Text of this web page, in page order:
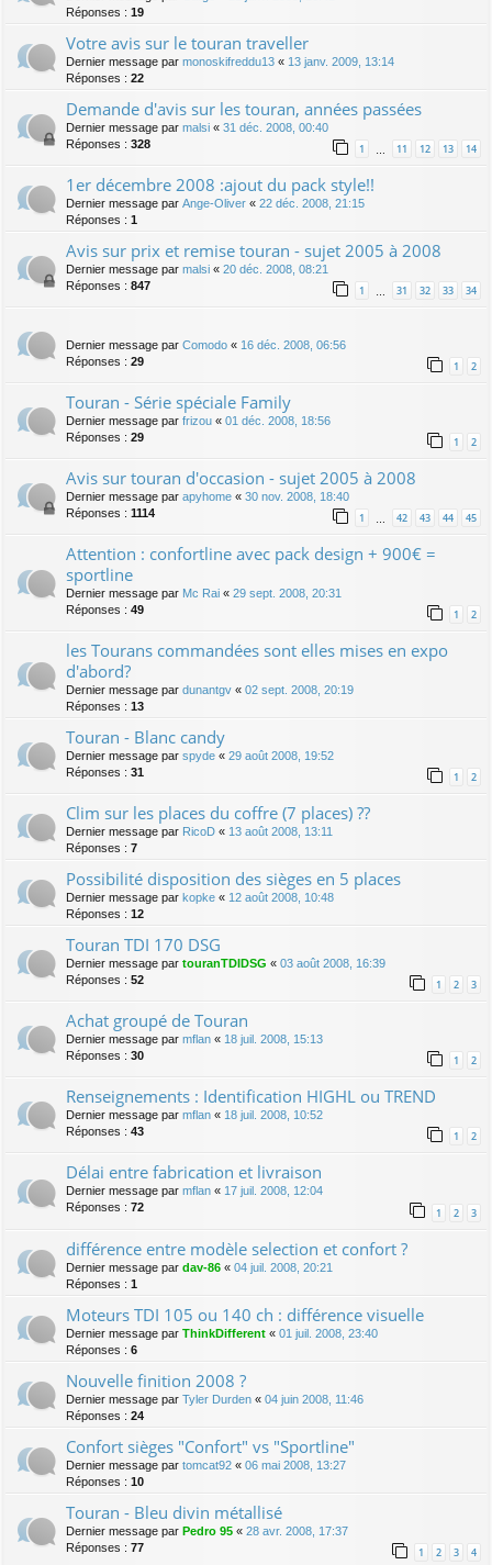
Réponses : 19
Votre avis sur le touran traveller
Dernier message par monoskifreddu13 « 13 janv. 2009, 13:14
Réponses : 22
Demande d'avis sur les touran, années passées
Dernier message par malsi « 31 déc. 2008, 00:40
Réponses : 328 1 11 12 13 14
1er décembre 2008 :ajout du pack style!!
Dernier message par Ange-Oliver « 22 déc. 2008, 21:15
Réponses : 1
Avis sur prix et remise touran - sujet 2005 à 2008
Dernier message par malsi « 20 déc. 2008, 08:21
Réponses : 847 1 31 32 33 34
Dernier message par Comodo « 16 déc. 2008, 06:56
Réponses : 29 1 2
Touran - Série spéciale Family
Dernier message par frizou « 01 déc. 2008, 18:56
Réponses : 29 1 2
Avis sur touran d'occasion - sujet 2005 à 2008
Dernier message par apyhome « 30 nov. 2008, 18:40
Réponses : 1114 1 42 43 44 45
Attention : confortline avec pack design + 900€ =
sportline
Dernier message par Mc Rai « 29 sept. 2008, 20:31
Réponses : 49 1 2
les Tourans commandées sont elles mises en expo
d'abord?
Dernier message par dunantgv « 02 sept. 2008, 20:19
Réponses : 13
Touran - Blanc candy
Dernier message par spyde « 29 août 2008, 19:52
Réponses : 31 1 2
Clim sur les places du coffre (7 places) ??
Dernier message par RicoD « 13 août 2008, 13:11
Réponses : 7
Possibilité disposition des sièges en 5 places
Dernier message par kopke « 12 août 2008, 10:48
Réponses : 12
Touran TDI 170 DSG
Dernier message par touranTDIDSG « 03 août 2008, 16:39
Réponses : 52 1 2 3
Achat groupé de Touran
Dernier message par mflan « 18 juil. 2008, 15:13
Réponses : 30 1 2
Renseignements : Identification HIGHL ou TREND
Dernier message par mflan « 18 juil. 2008, 10:52
Réponses : 43 1 2
Délai entre fabrication et livraison
Dernier message par mflan « 17 juil. 2008, 12:04
Réponses : 72 1 2 3
différence entre modèle selection et confort ?
Dernier message par dav-86 « 04 juil. 2008, 20:21
Réponses : 1
Moteurs TDI 105 ou 140 ch : différence visuelle
Dernier message par ThinkDifferent « 01 juil. 2008, 23:40
Réponses : 6
Nouvelle finition 2008 ?
Dernier message par Tyler Durden « 04 juin 2008, 11:46
Réponses : 24
Confort sièges "Confort" vs "Sportline"
Dernier message par tomcat92 « 06 mai 2008, 13:27
Réponses : 10
Touran - Bleu divin métallisé
Dernier message par Pedro 95 « 28 avr. 2008, 17:37
Réponses : 77 1 2 3 4